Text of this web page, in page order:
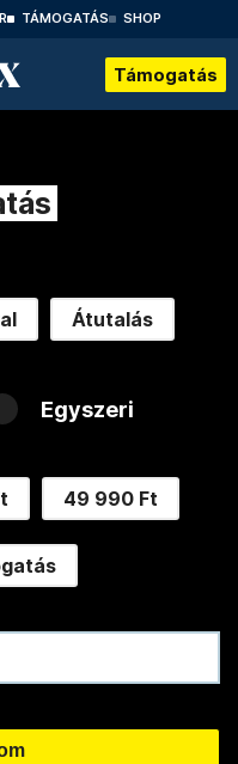
TÁMOGATÁS SHOP
Támogatás
Átutalás
Egyszeri
49 990 Ft